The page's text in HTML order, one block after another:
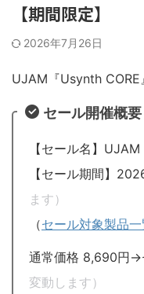
【期間限定】
2026年7月26日
UJAM『Usynth CORE
セール開催概要
【セール名】
【セール期間】
ます）
（セール対象製品
通常価格 8,690円→
変動します）